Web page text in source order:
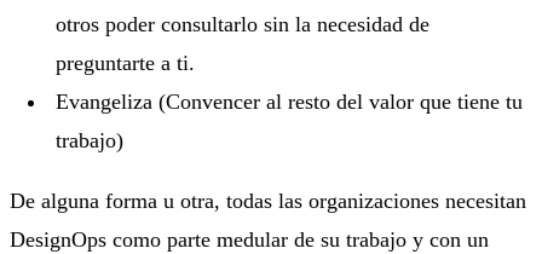
otros poder consultarlo sin la necesidad de
preguntarte a ti.
Evangeliza (Convencer al resto del valor que tiene tu
trabajo)
De alguna forma u otra, todas las organizaciones necesitan
DesignOps como parte medular de su trabajo y con un